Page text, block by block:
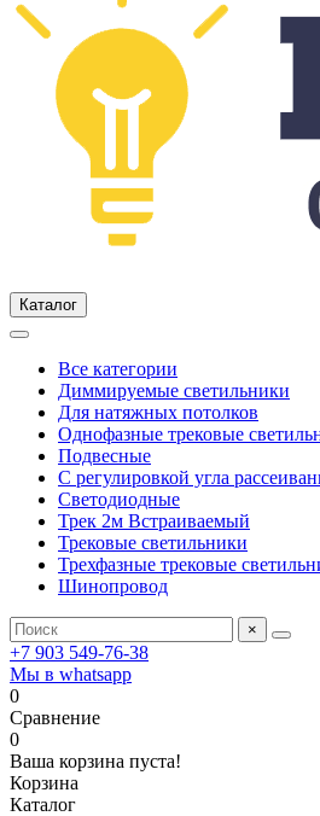
Каталог
Все категории
Диммируемые светильники
Для натяжных потолков
Однофазные трековые
Подвесные
С регулировкой угла
Светодиодные
Трек 2м Встраиваемый
Трековые светильники
Трехфазные трековые
Шинопровод
×
+7 903 549-76-38
Мы в whatsapp
0
Сравнение
0
Ваша корзина пуста!
Корзина
Каталог